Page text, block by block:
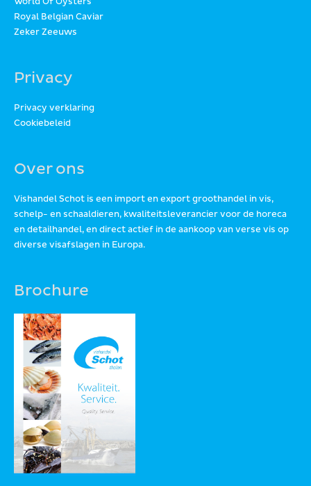
Royal Belgian Caviar
Zeker Zeeuws
Privacy
Privacy verklaring
Cookiebeleid
Over ons
Vishandel Schot is een import en export groothandel in vis,
schelp- en schaaldieren, kwaliteitsleverancier voor de horeca
en detailhandel, en direct actief in de aankoop van verse vis op
diverse visafslagen in Europa.
Brochure